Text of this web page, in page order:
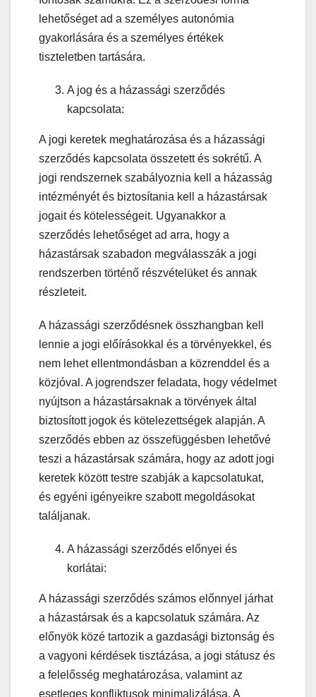
lehetőséget ad a személyes autonómia
gyakorlására és a személyes értékek
tiszteletben tartására.
A jog és a házassági szerződés
kapcsolata:
A jogi keretek meghatározása és a házassági
szerződés kapcsolata összetett és sokrétű. A
jogi rendszernek szabályoznia kell a házasság
intézményét és biztosítania kell a házastársak
jogait és kötelességeit. Ugyanakkor a
szerződés lehetőséget ad arra, hogy a
házastársak szabadon megválasszák a jogi
rendszerben történő részvételüket és annak
részleteit.
A házassági szerződésnek összhangban kell
lennie a jogi előírásokkal és a törvényekkel, és
nem lehet ellentmondásban a közrenddel és a
közjóval. A jogrendszer feladata, hogy védelmet
nyújtson a házastársaknak a törvények által
biztosított jogok és kötelezettségek alapján. A
szerződés ebben az összefüggésben lehetővé
teszi a házastársak számára, hogy az adott jogi
keretek között testre szabják a kapcsolatukat,
és egyéni igényeikre szabott megoldásokat
találjanak.
A házassági szerződés előnyei és
korlátai:
A házassági szerződés számos előnnyel járhat
a házastársak és a kapcsolatuk számára. Az
előnyök közé tartozik a gazdasági biztonság és
a vagyoni kérdések tisztázása, a jogi státusz és
a felelősség meghatározása, valamint az
esetleges konfliktusok minimalizálása. A